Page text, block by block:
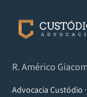
R. Américo
Advocacia Custódio ·